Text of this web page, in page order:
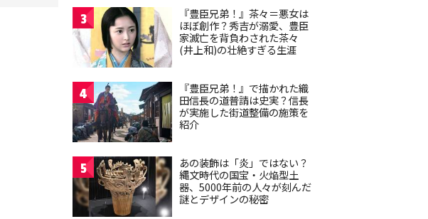
3
『豊臣兄弟！』茶々＝悪女は
ほぼ創作？秀吉が溺愛、豊臣
家滅亡を背負わされた茶々
(井上和)の壮絶すぎる生涯
4
『豊臣兄弟！』で描かれた織
田信長の道普請は史実？信長
が実施した街道整備の施策を
紹介
5
あの装飾は「炎」ではない？
縄文時代の国宝・火焔型土
器、5000年前の人々が刻んだ
謎とデザインの秘密